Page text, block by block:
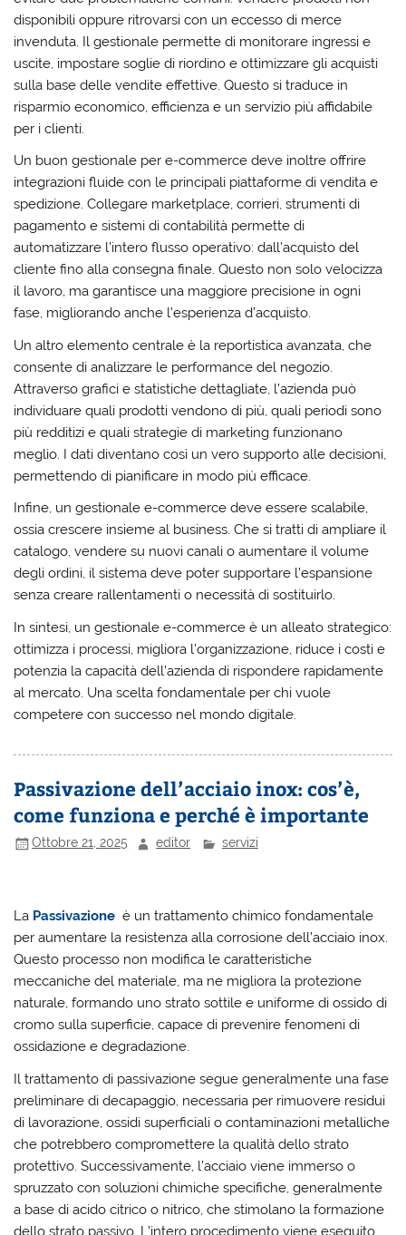
disponibili oppure ritrovarsi con un eccesso di merce
invenduta. Il gestionale permette di monitorare ingressi e
uscite, impostare soglie di riordino e ottimizzare gli acquisti
sulla base delle vendite effettive. Questo si traduce in
risparmio economico, efficienza e un servizio più affidabile
per i clienti.
Un buon gestionale per e-commerce deve inoltre offrire
integrazioni fluide con le principali piattaforme di vendita e
spedizione. Collegare marketplace, corrieri, strumenti di
pagamento e sistemi di contabilità permette di
automatizzare l’intero flusso operativo: dall’acquisto del
cliente fino alla consegna finale. Questo non solo velocizza
il lavoro, ma garantisce una maggiore precisione in ogni
fase, migliorando anche l’esperienza d’acquisto.
Un altro elemento centrale è la reportistica avanzata, che
consente di analizzare le performance del negozio.
Attraverso grafici e statistiche dettagliate, l’azienda può
individuare quali prodotti vendono di più, quali periodi sono
più redditizi e quali strategie di marketing funzionano
meglio. I dati diventano così un vero supporto alle decisioni,
permettendo di pianificare in modo più efficace.
Infine, un gestionale e-commerce deve esserescalabile,
ossia crescere insieme al business. Che si tratti di ampliare il
catalogo, vendere su nuovi canali o aumentare il volume
degli ordini, il sistema deve poter supportare l’espansione
senza creare rallentamenti o necessità di sostituirlo.
In sintesi, un gestionale e-commerce è un alleato strategico:
ottimizza i processi, migliora l’organizzazione, riduce i costi e
potenzia la capacità dell’azienda di rispondere rapidamente
al mercato. Una scelta fondamentale per chi vuole
competere con successo nel mondo digitale.
Passivazione dell’acciaio inox: cos’è,
come funziona e perché è importante
Ottobre 21, 2025 editor servizi
La Passivazione è un trattamento chimico fondamentale
per aumentare la resistenza alla corrosione dell’acciaio inox.
Questo processo non modifica le caratteristiche
meccaniche del materiale, ma ne migliora la protezione
naturale, formando uno strato sottile e uniforme di ossido di
cromo sulla superficie, capace di prevenire fenomeni di
ossidazione e degradazione.
Il trattamento di passivazione segue generalmente una fase
preliminare di decapaggio, necessaria per rimuovere residui
di lavorazione, ossidi superficiali o contaminazioni metalliche
che potrebbero compromettere la qualità dello strato
protettivo. Successivamente, l’acciaio viene immerso o
spruzzato con soluzioni chimiche specifiche, generalmente
a base di acido citrico o nitrico, che stimolano la formazione
dello strato passivo. L’intero procedimento viene eseguito